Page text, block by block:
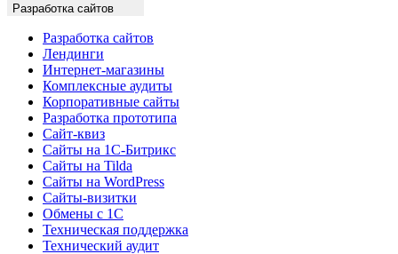
Разработка сайтов
Разработка сайтов
Лендинги
Интернет-магазины
Комплексные аудиты
Корпоративные сайты
Разработка прототипа
Сайт-квиз
Сайты на 1С-Битрикс
Сайты на Tilda
Сайты на WordPress
Сайты-визитки
Обмены с 1С
Техническая поддержка
Технический аудит